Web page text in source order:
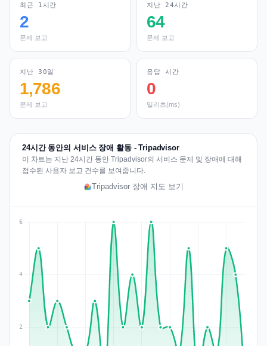
최근 1시간
2
문제 보고
지난 24시간
64
문제 보고
지난 30일
1,786
문제 보고
응답 시간
0
밀리초(ms)
24시간 동안의 서비스 장애 활동 - Tripadvisor
이 차트는 지난 24시간 동안 Tripadvisor의 서비스 문제 및 장애에 대해
접수된 사용자 보고 건수를 보여줍니다.
Tripadvisor 장애 지도 보기